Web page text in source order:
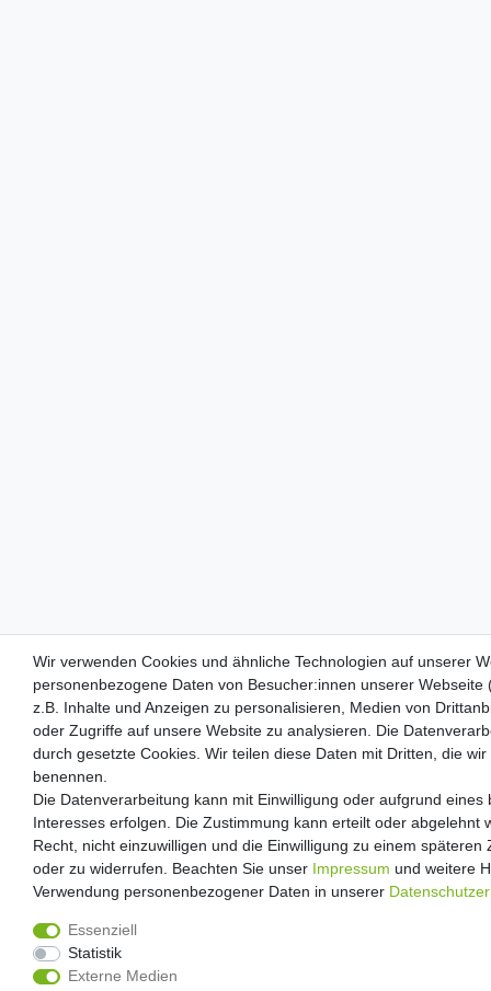
Wir verwenden Cookies und ähnliche Technologien auf unserer
personenbezogene Daten von Besucher:innen unserer Webseite
z.B. Inhalte und Anzeigen zu personalisieren, Medien von
oder Zugriffe auf unsere Website zu analysieren. Die
durch gesetzte Cookies. Wir teilen diese Daten mit Dritten, die
benennen.
Die Datenverarbeitung kann mit Einwilligung oder aufgrund eines
Interesses erfolgen. Die Zustimmung kann erteilt oder abgelehnt
Recht, nicht einzuwilligen und die Einwilligung zu einem späteren
oder zu widerrufen. Beachten Sie unser Impressum und weitere
Verwendung personenbezogener Daten in unserer
Essenziell
Statistik
Externe Medien
Wir verwenden Cookies und ähnliche Technologien auf unserer
personenbezogene Daten von Besucher:innen unserer Webseite
z.B. Inhalte und Anzeigen zu personalisieren, Medien von
oder Zugriffe auf unsere Website zu analysieren. Die
durch gesetzte Cookies. Wir teilen diese Daten mit Dritten, die
benennen.
Die Datenverarbeitung kann mit Einwilligung oder aufgrund eines
Interesses erfolgen. Die Zustimmung kann erteilt oder abgelehnt
Recht, nicht einzuwilligen und die Einwilligung zu einem späteren
oder zu widerrufen. Beachten Sie unser Impressum und weitere
Verwendung personenbezogener Daten in unserer
Essenziell
Statistik
Externe Medien